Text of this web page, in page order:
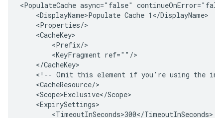
<PopulateCache async="false"
    <DisplayName>Populate Cache 1</DisplayName>
    <Properties/>
    <CacheKey>
        <Prefix/>
        <KeyFragment ref=""/>
    </CacheKey>
<!-- Omit this element if you're using the
    <CacheResource/>
    <Scope>Exclusive</Scope>
    <ExpirySettings>
        <TimeoutInSeconds>300</TimeoutInSeconds>